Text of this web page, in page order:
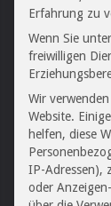
Erfahrung zu
Wenn Sie
freiwilligen
Wir
Website.
helfen, diese
IP-Adressen),
oder